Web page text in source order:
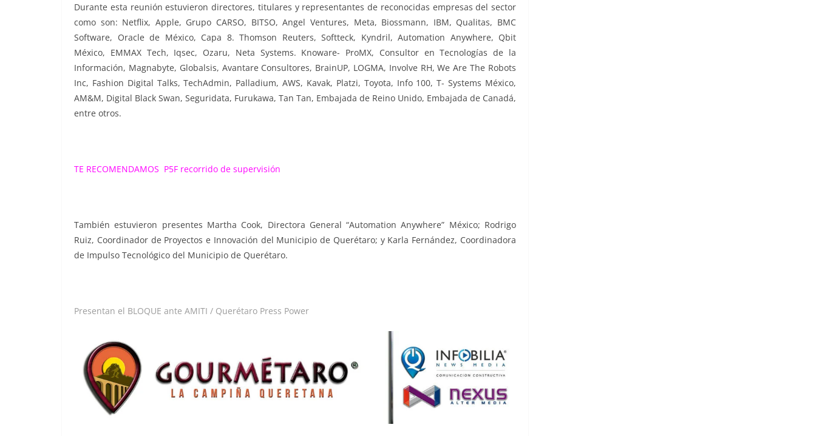
Durante esta reunión estuvieron directores, titulares y representantes de reconocidas empresas del sector
como son: Netflix, Apple, Grupo CARSO, BITSO, Angel Ventures, Meta, Biossmann, IBM, Qualitas, BMC
Software, Oracle de México, Capa 8. Thomson Reuters, Softteck, Kyndril, Automation Anywhere, Qbit
México, EMMAX Tech, Iqsec, Ozaru, Neta Systems. Knoware- ProMX, Consultor en Tecnologías de la
Información, Magnabyte, Globalsis, Avantare Consultores, BrainUP, LOGMA, Involve RH, We Are The Robots
Inc, Fashion Digital Talks, TechAdmin, Palladium, AWS, Kavak, Platzi, Toyota, Info 100, T- Systems México,
AM&M, Digital Black Swan, Seguridata, Furukawa, Tan Tan, Embajada de Reino Unido, Embajada de Canadá,
entre otros.
TE RECOMENDAMOS P5F recorrido de supervisión
También estuvieron presentes Martha Cook, Directora General “Automation Anywhere” México; Rodrigo
Ruiz, Coordinador de Proyectos e Innovación del Municipio de Querétaro; y Karla Fernández, Coordinadora
de Impulso Tecnológico del Municipio de Querétaro.
Presentan el BLOQUE ante AMITI / Querétaro Press Power